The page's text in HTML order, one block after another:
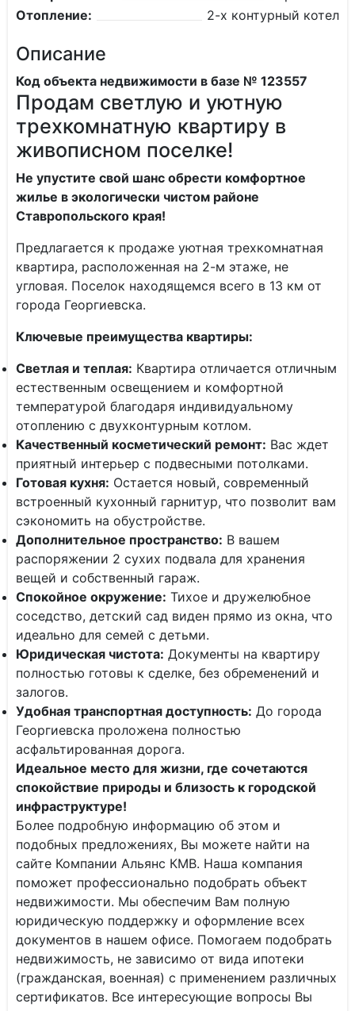
Отопление:
2-х контурный котел
Описание
Код объекта недвижимости в базе № 123557
Продам светлую и уютную
трехкомнатную квартиру в
живописном поселке!
Не упустите свой шанс обрести комфортное
жилье в экологически чистом районе
Ставропольского края!
Предлагается к продаже уютная трехкомнатная
квартира, расположенная на 2-м этаже, не
угловая. Поселок находящемся всего в 13 км от
города Георгиевска.
Ключевые преимущества квартиры:
Светлая и теплая: Квартира отличается отличным
естественным освещением и комфортной
температурой благодаря индивидуальному
отоплению с двухконтурным котлом.
Качественный косметический ремонт: Вас ждет
приятный интерьер с подвесными потолками.
Готовая кухня: Остается новый, современный
встроенный кухонный гарнитур, что позволит вам
сэкономить на обустройстве.
Дополнительное пространство: В вашем
распоряжении 2 сухих подвала для хранения
вещей и собственный гараж.
Спокойное окружение: Тихое и дружелюбное
соседство, детский сад виден прямо из окна, что
идеально для семей с детьми.
Юридическая чистота: Документы на квартиру
полностью готовы к сделке, без обременений и
залогов.
Удобная транспортная доступность: До города
Георгиевска проложена полностью
асфальтированная дорога.
Идеальное место для жизни, где сочетаются
спокойствие природы и близость к городской
инфраструктуре!
Более подробную информацию об этом и
подобных предложениях, Вы можете найти на
сайте Компании Альянс КМВ. Наша компания
поможет профессионально подобрать объект
недвижимости. Мы обеспечим Вам полную
юридическую поддержку и оформление всех
документов в нашем офисе. Помогаем подобрать
недвижимость, не зависимо от вида ипотеки
(гражданская, военная) с применением различных
сертификатов. Все интересующие вопросы Вы